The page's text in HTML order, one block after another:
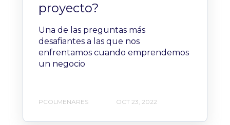
proyecto?
Una de las preguntas más
desafiantes a las que nos
enfrentamos cuando emprendemos
un negocio
PCOLMENARES OCT 23, 2022